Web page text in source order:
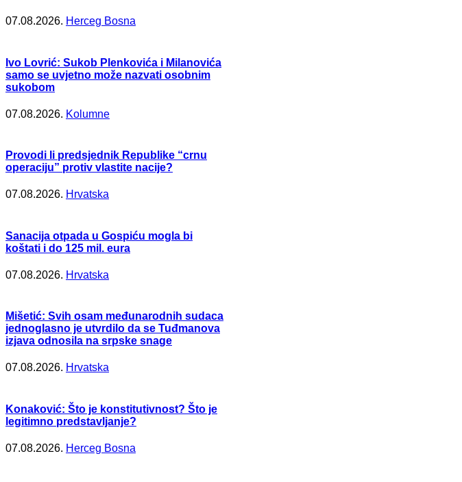
07.08.2026. Herceg Bosna
Ivo Lovrić: Sukob Plenkovića i Milanovića
samo se uvjetno može nazvati osobnim
sukobom
07.08.2026. Kolumne
Provodi li predsjednik Republike “crnu
operaciju” protiv vlastite nacije?
07.08.2026. Hrvatska
Sanacija otpada u Gospiću mogla bi
koštati i do 125 mil. eura
07.08.2026. Hrvatska
Mišetić: Svih osam međunarodnih sudaca
jednoglasno je utvrdilo da se Tuđmanova
izjava odnosila na srpske snage
07.08.2026. Hrvatska
Konaković: Što je konstitutivnost? Što je
legitimno predstavljanje?
07.08.2026. Herceg Bosna